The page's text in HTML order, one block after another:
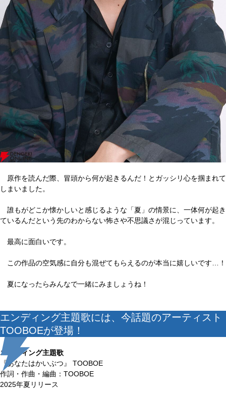
原作を読んだ際、冒頭から何が起きるんだ！とガッシリ心を掴まれて
しまいました。
誰もがどこか懐かしいと感じるような「夏」の情景に、一体何が起き
ているんだという先のわからない怖さや不思議さが混じっています。
最高に面白いです。
この作品の空気感に自分も混ぜてもらえるのが本当に嬉しいです…！
夏になったらみんなで一緒にみましょうね！
エンディング主題歌には、今話題のアーティスト
TOOBOEが登場！
エンディング主題歌
『あなたはかいぶつ』 TOOBOE
作詞・作曲・編曲：TOOBOE
2025年夏リリース